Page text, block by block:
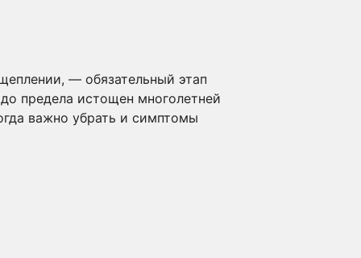
— обязательный этап
предела истощен многолетней
важно убрать и симптомы